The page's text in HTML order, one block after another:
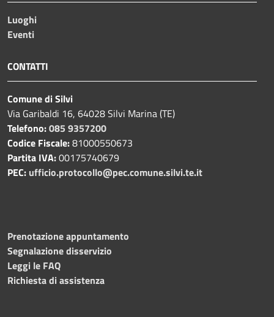
Luoghi
Eventi
CONTATTI
Comune di Silvi
Via Garibaldi 16, 64028 Silvi Marina (TE)
Telefono:085 9357200
Codice Fiscale:81000550673
Partita IVA:00175740679
PEC: ufficio.protocollo@pec.comune.silvi.te.it
Prenotazione appuntamento
Segnalazione disservizio
Leggi le FAQ
Richiesta di assistenza